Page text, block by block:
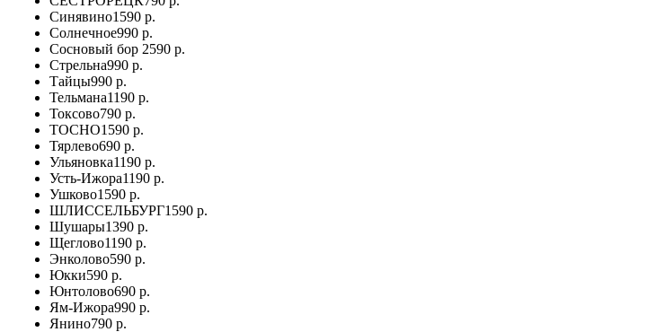
Синявино1590 р.
Солнечное990 р.
Сосновый бор 2590 р.
Стрельна990 р.
Тайцы990 р.
Тельмана1190 р.
Токсово790 р.
ТОСНО1590 р.
Тярлево690 р.
Ульяновка1190 р.
Усть-Ижора1190 р.
Ушково1590 р.
ШЛИССЕЛЬБУРГ1590 р.
Шушары1390 р.
Щеглово1190 р.
Энколово590 р.
Юкки590 р.
Юнтолово690 р.
Ям-Ижора990 р.
Янино790 р.